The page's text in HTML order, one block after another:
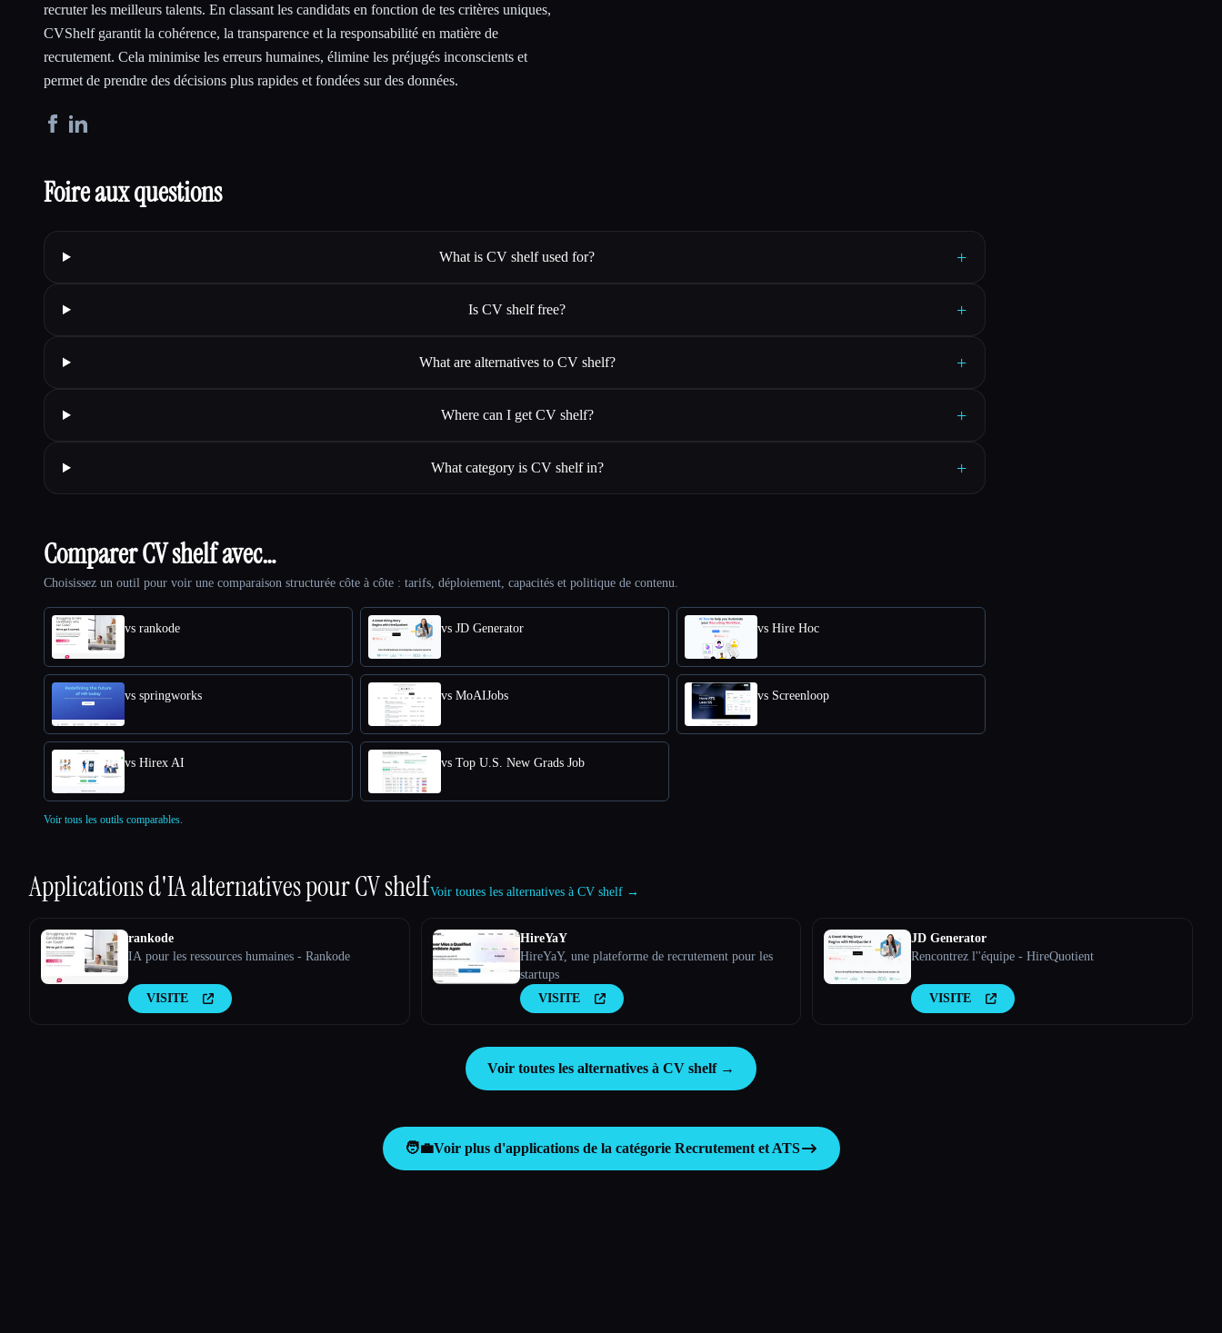
recruter les meilleurs talents. En classant les candidats en fonction de tes critères uniques,
CVShelf garantit la cohérence, la transparence et la responsabilité en matière de
recrutement. Cela minimise les erreurs humaines, élimine les préjugés inconscients et
permet de prendre des décisions plus rapides et fondées sur des données.
Foire aux questions
What is CV shelf used for? +
Is CV shelf free? +
What are alternatives to CV shelf? +
Where can I get CV shelf? +
What category is CV shelf in? +
Comparer CV shelf avec…
Choisissez un outil pour voir une comparaison structurée côte à côte : tarifs, déploiement, capacités et politique de contenu.
vs rankode vs JD Generator vs Hire Hoc
vs springworks vs MoAIJobs vs Screenloop
vs Hirex AI vs Top U.S. New Grads Job
Voir tous les outils comparables.
Applications d'IA alternatives pourCV shelfVoir toutes les alternatives à CV shelf →
rankode
IA pour les ressources humaines - Rankode
VISITE
HireYaY
HireYaY, une plateforme de recrutement pour les
startups
VISITE
JD Generator
Rencontrez l''équipe - HireQuotient
VISITE
Voir toutes les alternatives à CV shelf →
🧑‍💼Voir plus d'applications de la catégorie Recrutement et ATS